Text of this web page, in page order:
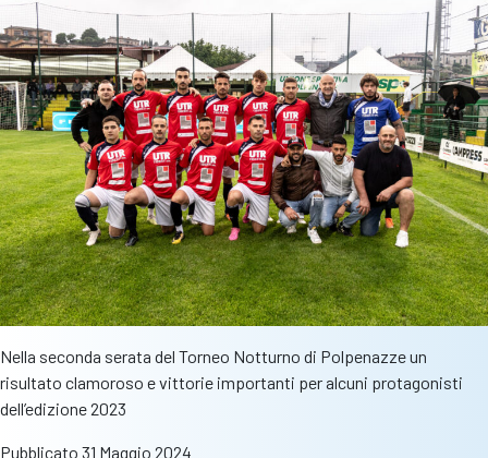
Nella seconda serata del Torneo Notturno di Polpenazze un
risultato clamoroso e vittorie importanti per alcuni protagonisti
dell’edizione 2023
Pubblicato 31 Maggio 2024